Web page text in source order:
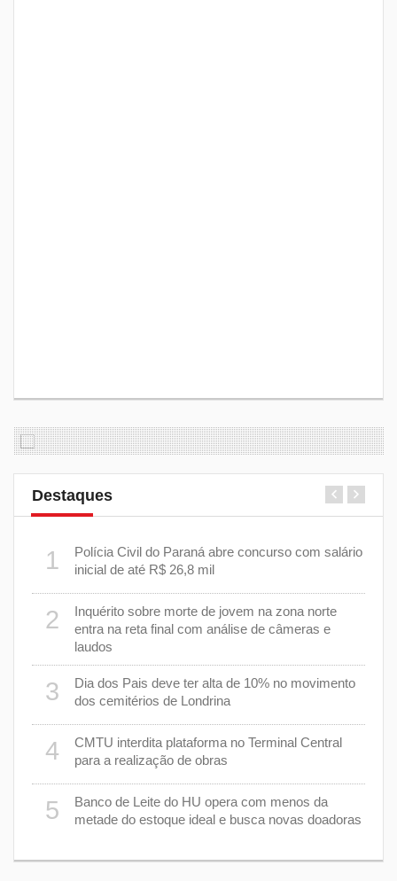
Destaques
1
Polícia Civil do Paraná abre concurso com salário
inicial de até R$ 26,8 mil
2
Inquérito sobre morte de jovem na zona norte
entra na reta final com análise de câmeras e
laudos
3
Dia dos Pais deve ter alta de 10% no movimento
dos cemitérios de Londrina
4
CMTU interdita plataforma no Terminal Central
para a realização de obras
5
Banco de Leite do HU opera com menos da
metade do estoque ideal e busca novas doadoras